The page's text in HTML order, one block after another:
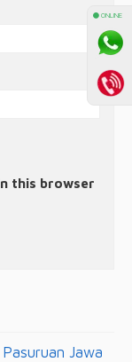
this browser
Jawa
⚫ ONLINE